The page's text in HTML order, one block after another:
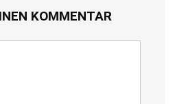
KOMMENTAR